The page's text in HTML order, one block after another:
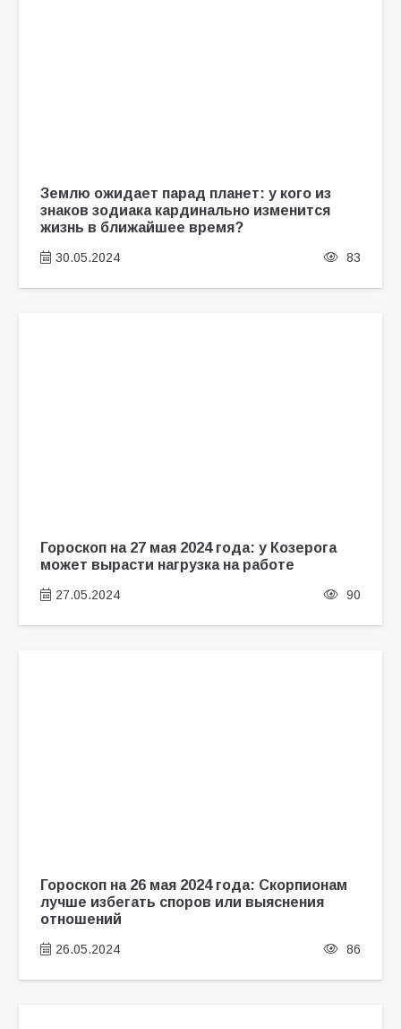
Землю ожидает парад планет: у кого из
знаков зодиака кардинально изменится
жизнь в ближайшее время?
30.05.2024 83
Гороскоп на 27 мая 2024 года: у Козерога
может вырасти нагрузка на работе
27.05.2024 90
Гороскоп на 26 мая 2024 года: Скорпионам
лучше избегать споров или выяснения
отношений
26.05.2024 86